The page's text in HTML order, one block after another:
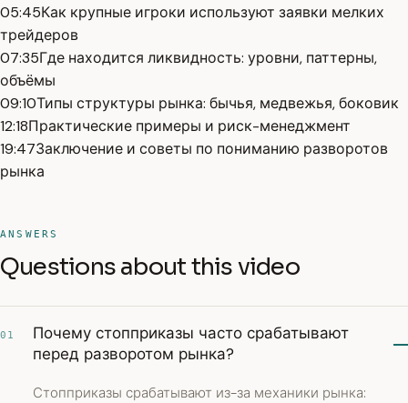
05:45Как крупные игроки используют заявки мелких
трейдеров
07:35Где находится ликвидность: уровни, паттерны,
объёмы
09:10Типы структуры рынка: бычья, медвежья, боковик
12:18Практические примеры и риск-менеджмент
19:47Заключение и советы по пониманию разворотов
рынка
ANSWERS
Questions about this video
01
Почему стопприказы часто срабатывают
перед разворотом рынка?
Стопприказы срабатывают из-за механики рынка: